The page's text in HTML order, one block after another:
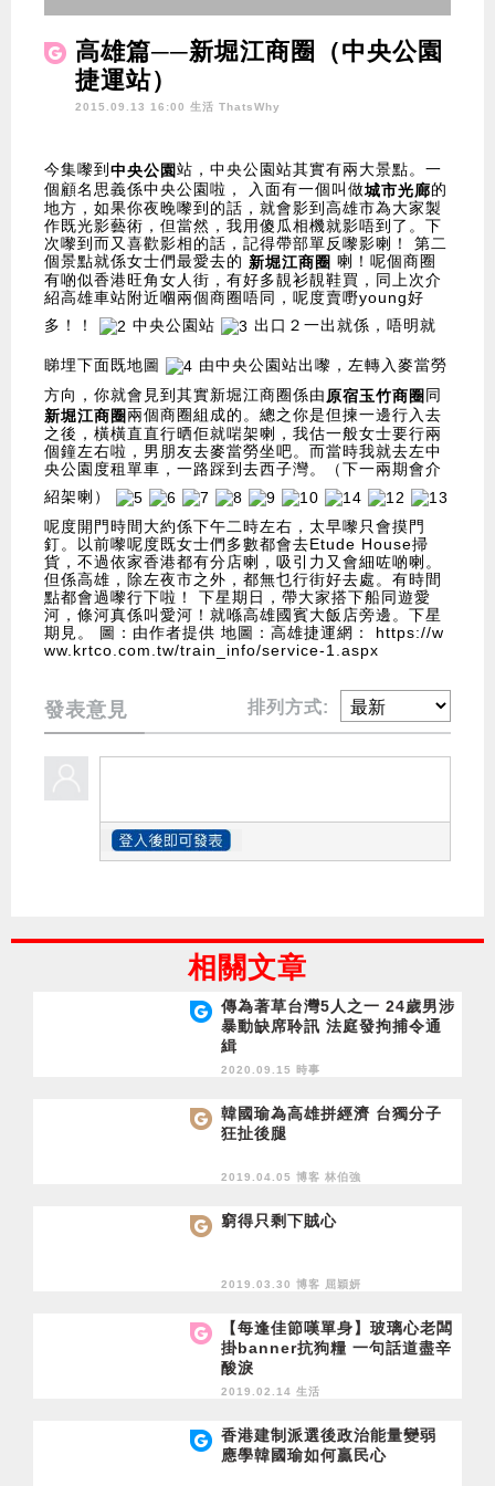
高雄篇──新堀江商圈（中央公園
捷運站）
2015.09.13 16:00 生活 ThatsWhy
今集嚟到 中央公園站，中央公園站其實有兩大景點。一
個顧名思義係中央公園啦， 入面有一個叫做城市光廊的
地方，如果你夜晚嚟到的話，就會影到高雄市為大家製
作既光影藝術，但當然，我用傻瓜相機就影唔到了。下
次嚟到而又喜歡影相的話，記得帶部單反嚟影喇！ 第二
個景點就係女士們最愛去的 新堀江商圈 喇！呢個商圈
有啲似香港旺角女人街，有好多靚衫靚鞋買，同上次介
紹高雄車站附近嗰兩個商圈唔同，呢度賣嘢young好
多！！
中央公園站 出口２一出就係，唔明就
睇埋下面既地圖
由中央公園站出嚟，左轉入麥當勞
方向，你就會見到其實新堀江商圈係由原宿玉竹商圈 同
新堀江商圈兩個商圈組成的。總之你是但揀一邊行入去
之後，橫橫直直行晒佢就啱架喇，我估一般女士要行兩
個鐘左右啦，男朋友去麥當勞坐吧。而當時我就去左中
央公園度租單車，一路踩到去西子灣。（下一兩期會介
紹架喇）
呢度開門時間大約係下午二時左右，太早嚟只會摸門
釘。以前嚟呢度既女士們多數都會去Etude House掃
貨，不過依家香港都有分店喇，吸引力又會細咗啲喇。
但係高雄，除左夜市之外，都無乜行街好去處。有時間
點都會過嚟行下啦！ 下星期日，帶大家搭下船同遊愛
河，條河真係叫愛河！就喺高雄國賓大飯店旁邊。下星
期見。 圖：由作者提供 地圖：高雄捷運網：
https://w
ww.krtco.com.tw/train_info/service-1.aspx
發表意見 排列方式:
相關文章
傳為著草台灣5人之一 24歲男涉
暴動缺席聆訊 法庭發拘捕令通
緝
2020.09.15 時事
韓國瑜為高雄拼經濟 台獨分子
狂扯後腿
2019.04.05 博客 林伯強
窮得只剩下賊心
2019.03.30 博客 屈穎妍
【每逢佳節嘆單身】玻璃心老闆
掛banner抗狗糧 一句話道盡辛
酸淚
2019.02.14 生活
香港建制派選後政治能量變弱
應學韓國瑜如何贏民心